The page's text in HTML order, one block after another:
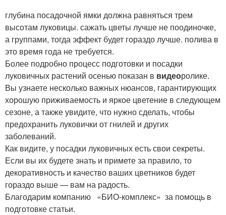
глубина посадочной ямки должна равняться трем
высотам луковицы. сажать цветы лучше не поодиночке,
а группами, тогда эффект будет гораздо лучше. полива в
это время года не требуется.
Более подробно процесс подготовки и посадки
луковичных растений осенью показан в видеоролике.
Вы узнаете несколько важных нюансов, гарантирующих
хорошую приживаемость и яркое цветение в следующем
сезоне, а также увидите, что нужно сделать, чтобы
предохранить луковички от гнилей и других
заболеваний.
Как видите, у посадки луковичных есть свои секреты.
Если вы их будете знать и примете за правило, то
декоративность и качество ваших цветников будет
гораздо выше — вам на радость.
Благодарим компанию «БИО-комплекс» за помощь в
подготовке статьи.